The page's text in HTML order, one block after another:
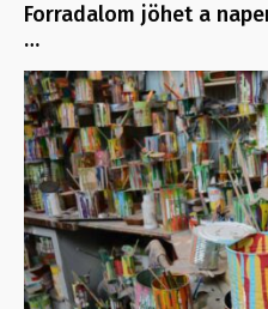
Forradalom jöhet a
…